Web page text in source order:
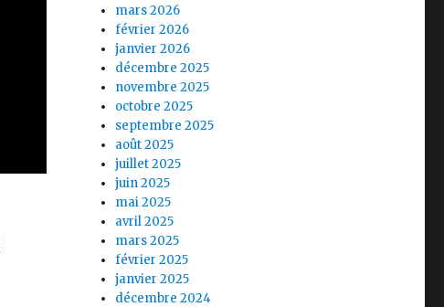
mars 2026
février 2026
janvier 2026
décembre 2025
novembre 2025
octobre 2025
septembre 2025
août 2025
juillet 2025
juin 2025
mai 2025
avril 2025
mars 2025
février 2025
janvier 2025
décembre 2024